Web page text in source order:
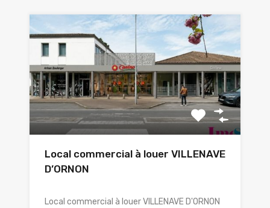
Local commercial à louer VILLENAVE
D’ORNON
Local commercial à louer VILLENAVE D'ORNON